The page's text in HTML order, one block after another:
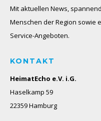
Mit aktuellen News,
Menschen der Region sowie
Service-Angeboten.
KONTAKT
HeimatEcho e.V. i.G.
Haselkamp 59
22359 Hamburg